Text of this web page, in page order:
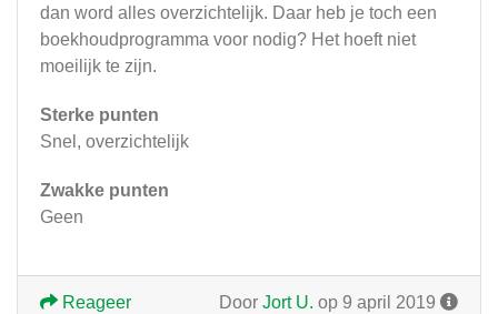
dan word alles overzichtelijk. Daar heb je toch een
boekhoudprogramma voor nodig? Het hoeft niet
moeilijk te zijn.
Sterke punten
Snel, overzichtelijk
Zwakke punten
Geen
Door Jort U. op 9 april 2019
Reageer